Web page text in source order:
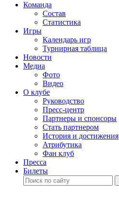
Команда
Состав
Статистика
Игры
Календарь игр
Турнирная таблица
Новости
Медиа
Фото
Видео
О клубе
Руководство
Пресс-центр
Партнеры и спонсоры
Стать партнером
История и достижения
Атрибутика
Фан клуб
Пресса
Билеты